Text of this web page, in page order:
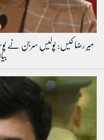
میر رضا کیس: پولیس سرجن نے